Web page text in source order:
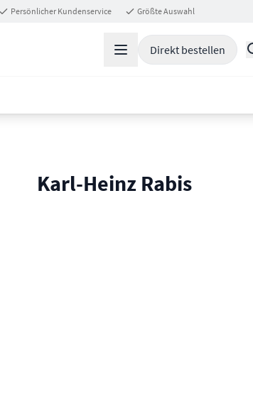
Persönlicher Kundenservice Größte Auswahl
Direkt bestellen
Karl-Heinz Rabis